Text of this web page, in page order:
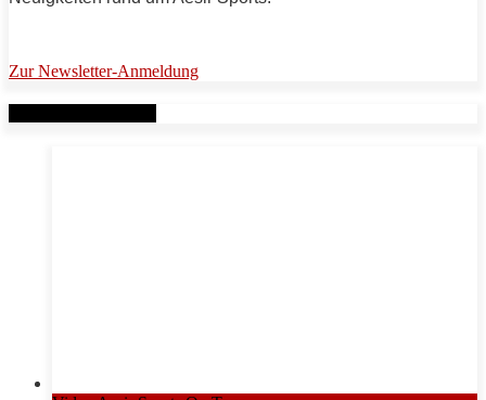
Zur Newsletter-Anmeldung